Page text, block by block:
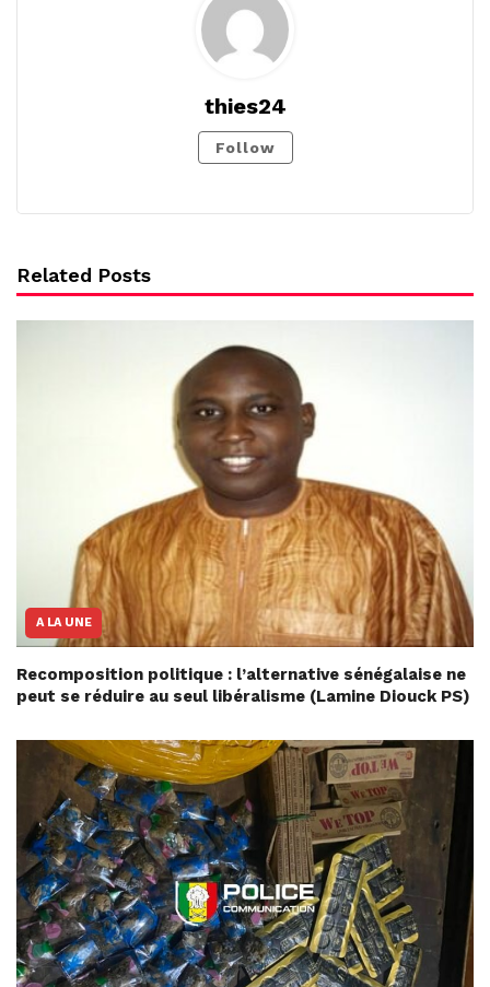
thies24
Follow
Related Posts
A LA UNE
Recomposition politique : l’alternative sénégalaise ne
peut se réduire au seul libéralisme (Lamine Diouck PS)